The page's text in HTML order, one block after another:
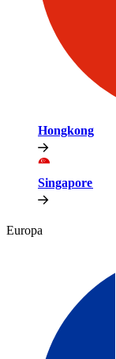
Hongkong​​
Singapore​​
Europa​​